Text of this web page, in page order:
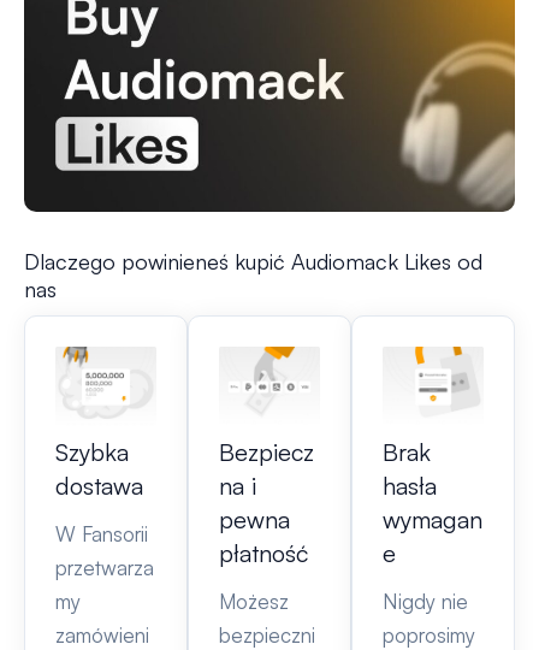
Dlaczego powinieneś kupić Audiomack Likes od
nas
Szybka
dostawa
W Fansorii
przetwarza
my
zamówieni
Bezpiecz
na i
pewna
płatność
Możesz
bezpieczni
Brak
hasła
wymagan
e
Nigdy nie
poprosimy